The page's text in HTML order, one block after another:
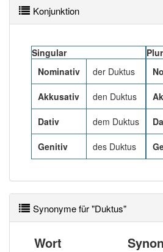
Das Wort wird häufig verwendet
80% unserer Spielapp-Nutzer
Konjunktion
Singular
Nominativ
der Duktus
Akkusativ den Duktus
Dativ dem Duktus
Genitiv des Duktus
Synonyme für "Duktus"
Wort